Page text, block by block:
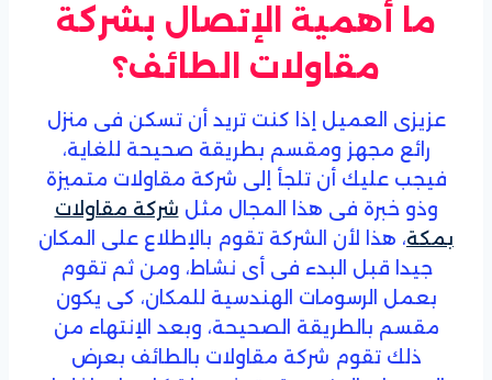
ما أهمية الإتصال بشركة
مقاولات الطائف؟
عزيزى العميل إذا كنت تريد أن تسكن فى منزل
رائع مجهز ومقسم بطريقة صحيحة للغاية،
فيجب عليك أن تلجأ إلى شركة مقاولات متميزة
وذو خبرة فى هذا المجال مثل شركة مقاولات
بمكة، هذا لأن الشركة تقوم بالإطلاع على المكان
جيدا قبل البدء فى أى نشاط، ومن ثم تقوم
بعمل الرسومات الهندسية للمكان، كى يكون
مقسم بالطريقة الصحيحة، وبعد الإنتهاء من
ذلك تقوم شركة مقاولات بالطائف بعرض